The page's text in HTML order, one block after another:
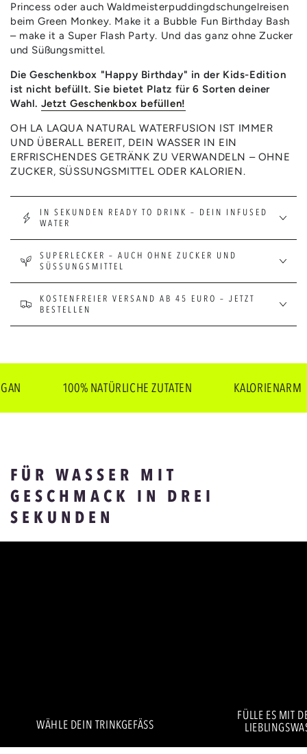
Princess oder auch Waldmeisterpuddingdschungelreisen
beim Green Monkey. Make it a Bubble Fun Birthday Bash
– make it a Super Flash Party. Und das ganz ohne Zucker
und Süßungsmittel.
Die Geschenkbox "Happy Birthday" in der Kids-Edition
ist nicht befüllt. Sie bietet Platz für 6 Sorten deiner
Wahl. Jetzt Geschenkbox befüllen!
OH LA LAQUA NATURAL WATERFUSION IST IMMER
UND ÜBERALL BEREIT, DEIN WASSER IN EIN
ERFRISCHENDES GETRÄNK ZU VERWANDELN – OHNE
ZUCKER, SÜSSUNGSMITTEL ODER KALORIEN.
IN SEKUNDEN READY TO DRINK – DEIN INFUSED
WATER
SUPERLECKER – AUCH OHNE ZUCKER UND
SÜSSUNGSMITTEL
KOSTENFREIER VERSAND AB 45 EURO – JETZT
BESTELLEN
100% NATÜRLICHE ZUTATEN KALORIENARM
FÜR WASSER MIT
GESCHMACK IN DREI
SEKUNDEN
WÄHLE DEIN TRINKGEFÄSS
FÜLLE ES MIT